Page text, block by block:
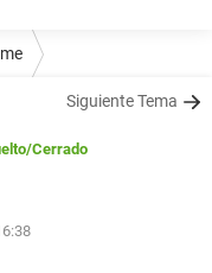
Siguiente Tema
/Cerrado